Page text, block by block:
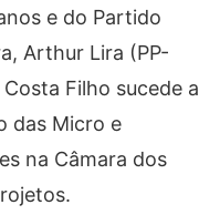
e do Partido
Arthur Lira (PP-
Filho sucede a
das Micro e
na Câmara dos